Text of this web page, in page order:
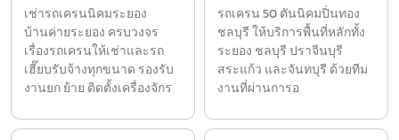
เช่ารถเครนนิคมระยอง
บ้านค่ายระยอง ครบวงจร
เรื่องรถเครนให้เช่าและรถ
เฮี๊ยบรับจ้างทุกขนาด รองรับ
งานยก ย้าย ติดตั้งเครื่องจักร
รถเครน 50 ตันนิคมปิ่นทอง
ชลบุรี ให้บริการพื้นที่หลักทั้ง
ระยอง ชลบุรี ปราจีนบุรี
สระแก้ว และจันทบุรี ด้วยทีม
งานที่ผ่านการอ